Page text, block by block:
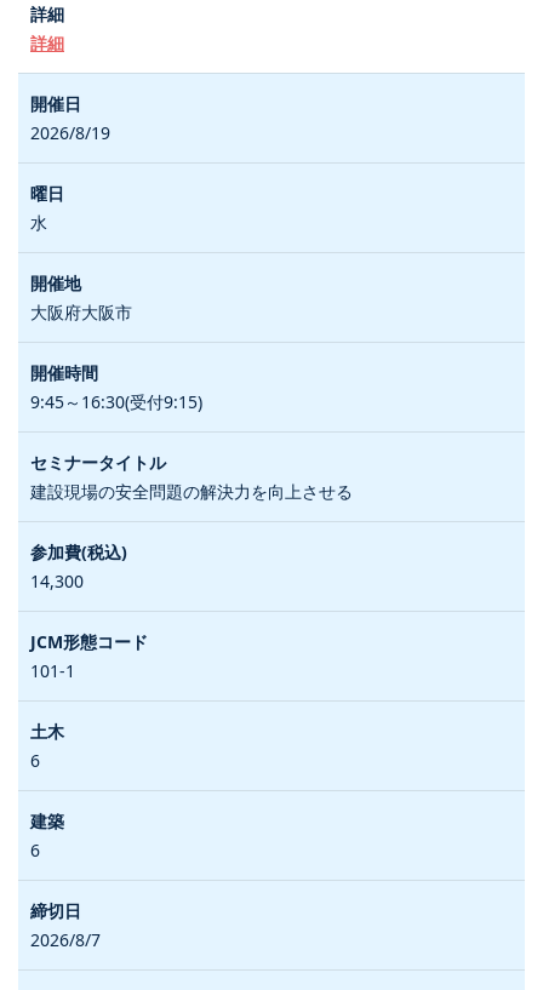
詳細
2026/8/19
水
大阪府大阪市
9:45～16:30(受付9:15)
建設現場の安全問題の解決力を向上させる
14,300
101-1
6
6
2026/8/7